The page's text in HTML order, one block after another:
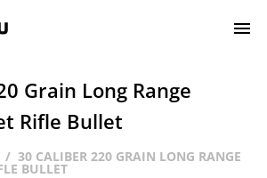
Grain Long Range
Rifle Bullet
30 CALIBER 220 GRAIN LONG RANGE
BULLET